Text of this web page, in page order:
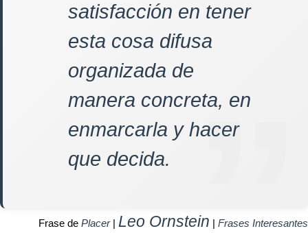
satisfacción en tener
esta cosa difusa
organizada de
manera concreta, en
enmarcarla y hacer
que decida.
Frase de Placer| Leo Ornstein | Frases Interesantes